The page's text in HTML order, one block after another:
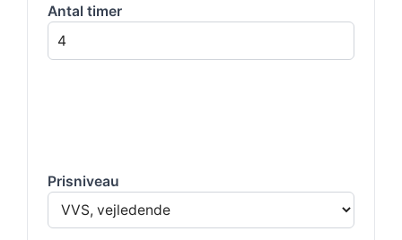
Antal timer
Prisniveau